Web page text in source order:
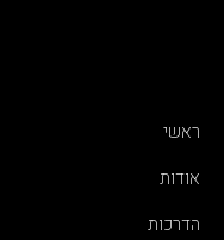
ראשי
אודות
הדרכות